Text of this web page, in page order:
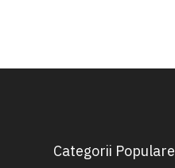
Categorii Populare